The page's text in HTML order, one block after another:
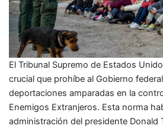
El Tribunal Supremo de Estados
crucial que prohíbe al Gobierno
deportaciones amparadas en la
Enemigos Extranjeros. Esta norma
administración del presidente Donald